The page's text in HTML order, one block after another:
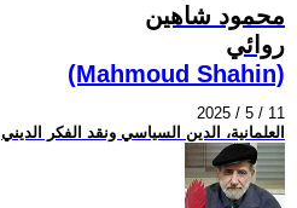
محمود شاهين
روائي
(Mahmoud Shahin)
2025 / 5 / 11
العلمانية، الدين السياسي ونقد الفكر الديني